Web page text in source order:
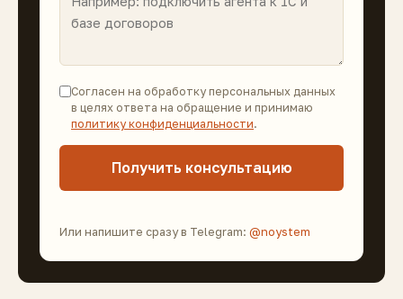
Согласен на обработку персональных данных
в целях ответа на обращение и принимаю
политику конфиденциальности.
Получить консультацию
Или напишите сразу в Telegram: @noystem